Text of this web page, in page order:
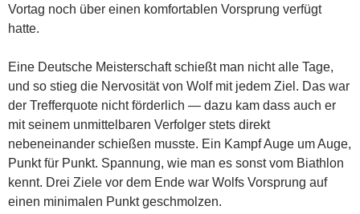
Vortag noch über einen komfortablen Vorsprung verfügt
hatte.
Eine Deutsche Meisterschaft schießt man nicht alle Tage,
und so stieg die Nervosität von Wolf mit jedem Ziel. Das war
der Trefferquote nicht förderlich — dazu kam dass auch er
mit seinem unmittelbaren Verfolger stets direkt
nebeneinander schießen musste. Ein Kampf Auge um Auge,
Punkt für Punkt. Spannung, wie man es sonst vom Biathlon
kennt. Drei Ziele vor dem Ende war Wolfs Vorsprung auf
einen minimalen Punkt geschmolzen.